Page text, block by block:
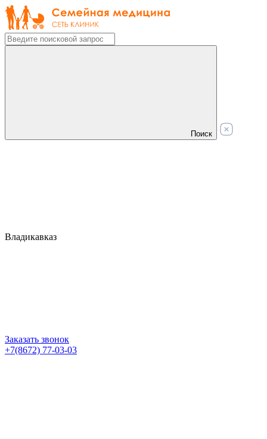
Поиск
Владикавказ
Заказать звонок
+7(8672) 77-03-03